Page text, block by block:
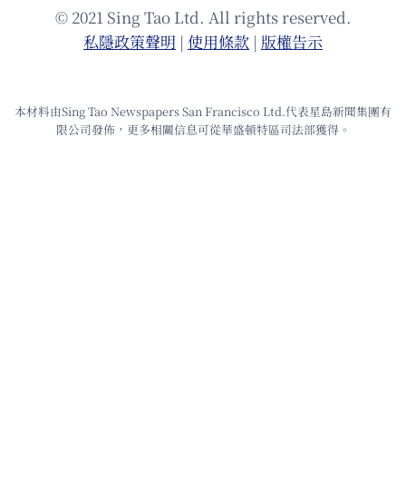
© 2021 Sing Tao Ltd. All rights reserved.
私隱政策聲明 | 使⽤條款 | 版權告⽰
本材料由Sing Tao Newspapers San Francisco Ltd.代表星島新聞集團有
限公司發佈，更多相關信息可從華盛頓特區司法部獲得。